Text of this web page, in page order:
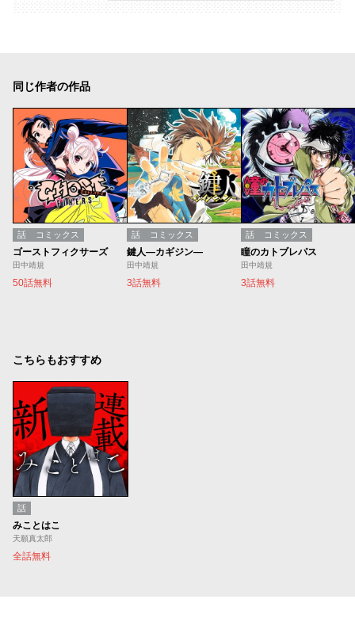
同じ作者の作品
話 コミックス
ゴーストフィクサーズ
田中靖規
50話無料
話 コミックス
鍵人―カギジン―
田中靖規
3話無料
話 コミックス
瞳のカトブレパス
田中靖規
3話無料
こちらもおすすめ
話
みことはこ
天願真太郎
全話無料